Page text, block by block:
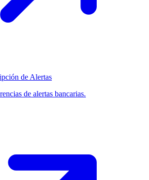
de Alertas
de alertas bancarias.